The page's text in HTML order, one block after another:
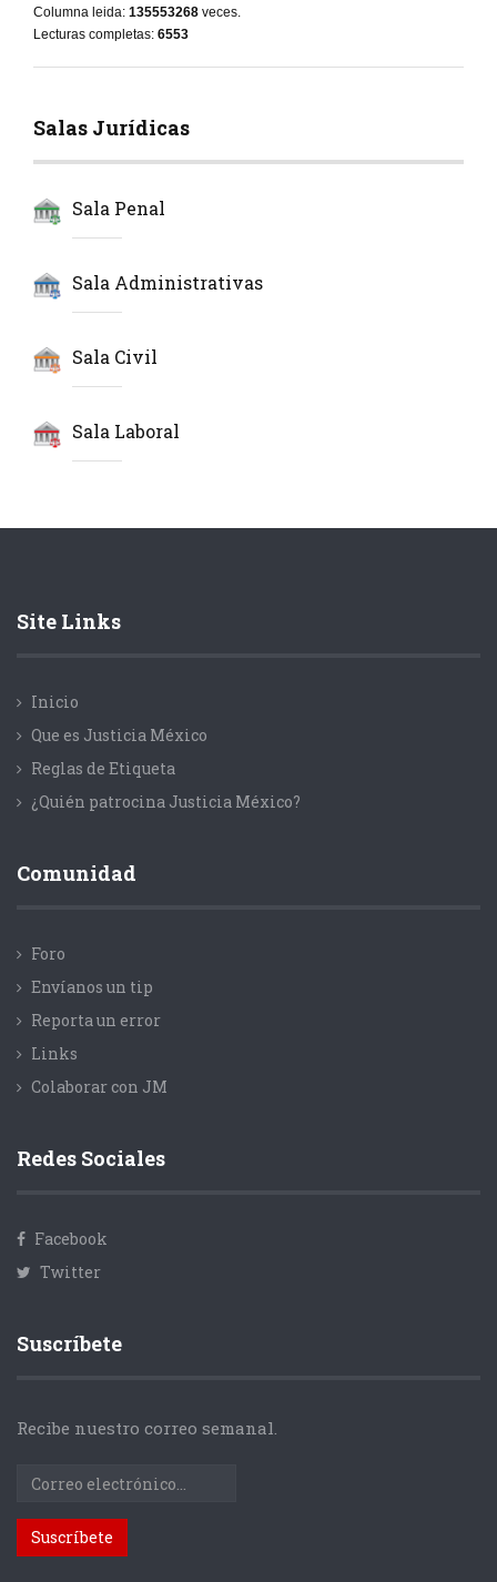
Columna leida: 135553268 veces.
Lecturas completas: 6553
Salas Jurídicas
Sala Penal
Sala Administrativas
Sala Civil
Sala Laboral
Site Links
Inicio
Que es Justicia México
Reglas de Etiqueta
¿Quién patrocina Justicia México?
Comunidad
Foro
Envíanos un tip
Reporta un error
Links
Colaborar con JM
Redes Sociales
Facebook
Twitter
Suscríbete
Recibe nuestro correo semanal.